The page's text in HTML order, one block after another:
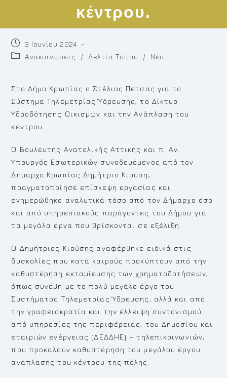
κέντρου.
Post
published:
3 Ιουνίου 2024
PostΑνακοινώσεις / Δελτία Τύπου / Νέα
Στο Δήμο Κρωπίας ο Στέλιος Πέτσας για το
Σύστημα Τηλεμετρίας Ύδρευσης, το Δίκτυο
Υδροδότησης Οικισμών και την Ανάπλαση του
κέντρου.
Ο Βουλευτής Ανατολικής Αττικής και π. Αν.
Υπουργός Εσωτερικών συνοδευόμενος από τον
Δήμαρχο Κρωπίας Δημήτριο Κιούση,
πραγματοποίησε επίσκεψη εργασίας και
ενημερώθηκε αναλυτικά τόσο από τον Δήμαρχο όσο
και από υπηρεσιακούς παράγοντες του Δήμου για
τα μεγάλα έργα που βρίσκονται σε εξέλιξη.
Ο Δημήτριος Κιούσης αναφέρθηκε ειδικά στις
δυσκολίες που κατά καιρούς προκύπτουν από την
καθυστέρηση εκταμίευσης των χρηματοδοτήσεων,
όπως συνέβη με το πολύ μεγάλο έργο του
Συστήματος Τηλεμετρίας Ύδρευσης, αλλά και από
την γραφειοκρατία και την έλλειψη συντονισμού
από υπηρεσίες της περιφέρειας, του Δημοσίου και
εταιριών ενέργειας (ΔΕΔΔΗΕ) – τηλεπικοινωνιών,
που προκαλούν καθυστέρηση του μεγάλου έργου
ανάπλασης του κέντρου της πόλης.